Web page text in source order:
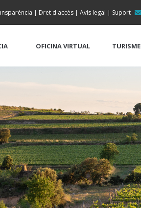
| Dret d'accés | Avís legal | Suport
OFICINA VIRTUAL TURISME